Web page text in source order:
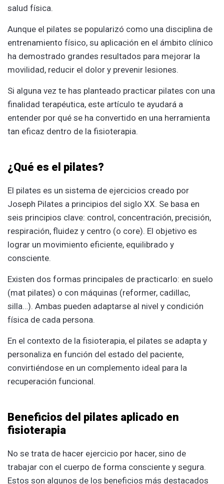
salud física.
Aunque el pilates se popularizó como una disciplina de
entrenamiento físico, su aplicación en el ámbito clínico
ha demostrado grandes resultados para mejorar la
movilidad, reducir el dolor y prevenir lesiones.
Si alguna vez te has planteado practicar pilates con una
finalidad terapéutica, este artículo te ayudará a
entender por qué se ha convertido en una herramienta
tan eficaz dentro de la fisioterapia.
¿Qué es el pilates?
El pilates es un sistema de ejercicios creado por
Joseph Pilates a principios del siglo XX. Se basa en
seis principios clave: control, concentración, precisión,
respiración, fluidez y centro (o core). El objetivo es
lograr un movimiento eficiente, equilibrado y
consciente.
Existen dos formas principales de practicarlo: en suelo
(mat pilates) o con máquinas (reformer, cadillac,
silla…). Ambas pueden adaptarse al nivel y condición
física de cada persona.
En el contexto de la fisioterapia, el pilates se adapta y
personaliza en función del estado del paciente,
convirtiéndose en un complemento ideal para la
recuperación funcional.
Beneficios del pilates aplicado en
fisioterapia
No se trata de hacer ejercicio por hacer, sino de
trabajar con el cuerpo de forma consciente y segura.
Estos son algunos de los beneficios más destacados